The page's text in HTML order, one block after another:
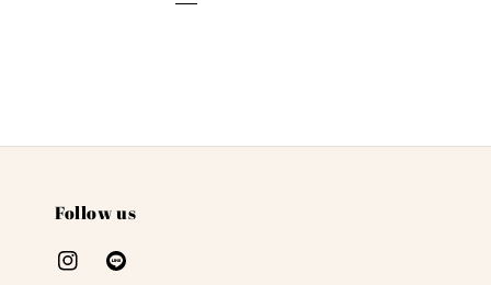
Follow us